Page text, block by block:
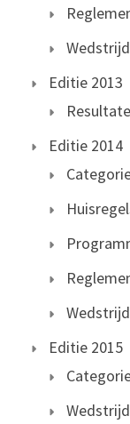
Editie 2013
Editie 2014
Editie 2015